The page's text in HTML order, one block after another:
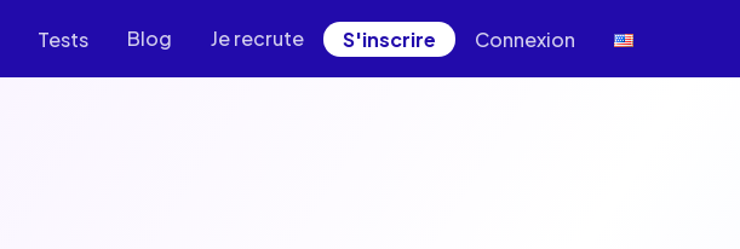
Tests Blog Je recrute S'inscrire Connexion